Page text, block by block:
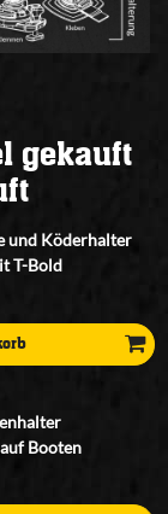
gekauft
und Köderhalter
T-Bold
Booten